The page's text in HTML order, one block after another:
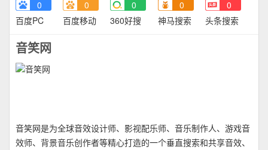
0
百度PC
0
百度移动
0
360好搜
0
神马搜索
0
头条搜索
音笑网
音笑网是为全球音效设计师、影视配乐师、音乐制作人、游戏音
效师、背景音乐创作者等精心打造的一个垂直搜索和共享音效、